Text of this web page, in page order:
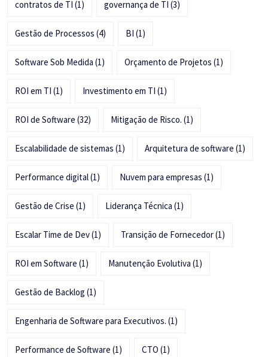
contratos de TI (1) governança de TI (3)
Gestão de Processos (4) BI (1)
Software Sob Medida (1) Orçamento de Projetos (1)
ROI em TI (1) Investimento em TI (1)
ROI de Software (32) Mitigação de Risco. (1)
Escalabilidade de sistemas (1) Arquitetura de software (1)
Performance digital(1) Nuvem para empresas (1)
Gestão de Crise (1) Liderança Técnica (1)
Escalar Time de Dev(1) Transição de Fornecedor(1)
ROI em Software (1) Manutenção Evolutiva (1)
Gestão de Backlog (1)
Engenharia de Software para Executivos. (1)
Performance de Software (1) CTO (1)